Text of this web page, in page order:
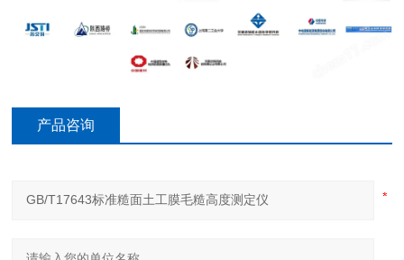
产品咨询